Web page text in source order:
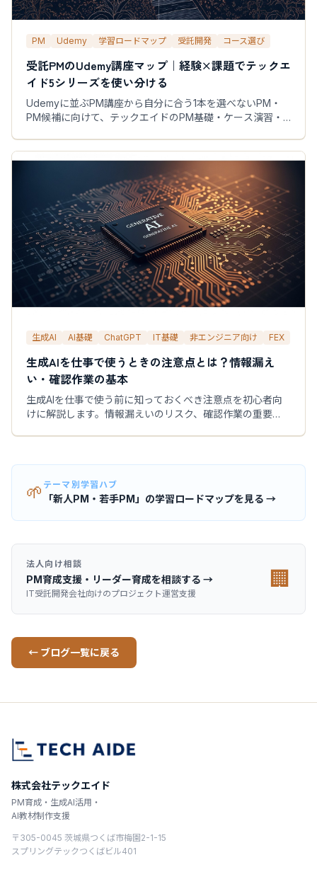
PM Udemy 学習ロードマップ 受託開発 コース選び
受託PMのUdemy講座マップ｜経験×課題でテックエ
イド5シリーズを使い分ける
Udemyに並ぶPM講座から自分に合う1本を選べないPM・
PM候補に向けて、テックエイドのPM基礎・ケース演習・
生成AI AI基礎 ChatGPT IT基礎 非エンジニア向け FEX
生成AIを仕事で使うときの注意点とは？情報漏え
い・確認作業の基本
生成AIを仕事で使う前に知っておくべき注意点を初心者向
けに解説します。情報漏えいのリスク、確認作業の重要
🌱 テーマ別学習ハブ
「新人PM・若手PM」の学習ロードマップを見る →
法人向け相談
PM育成支援・リーダー育成を相談する →
IT受託開発会社向けのプロジェクト運営支援
🏢
← ブログ一覧に戻る
株式会社テックエイド
PM育成・生成AI活用・
AI教材制作支援
〒305-0045 茨城県つくば市梅園2-1-15
スプリングテックつくばビル401